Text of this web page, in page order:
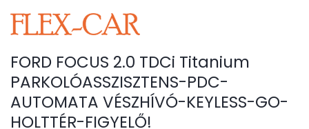
FORD FOCUS 2.0 TDCi Titanium
PARKOLÓASSZISZTENS-PDC-
AUTOMAT​A VÉSZHÍVÓ-KEYLESS-GO-
HOLTTÉR-FI​GYELŐ!